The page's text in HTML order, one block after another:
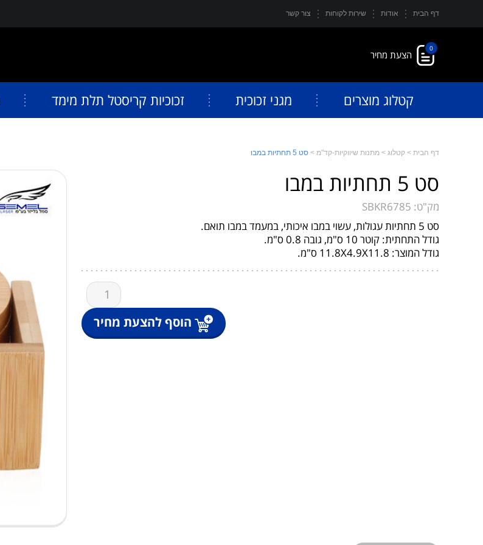
דף הבית אודות שירות לקוחות צור קשר
0
קטלוג מוצרים מגני זכוכית זכוכיות קריסטל תלת מימד
דף הבית > קטלוג > מתנות שיווקיות-קד"מ > סט 5 תחתיות במבו
סט 5 תחתיות במבו
מק"ט: SBKR6785
סט 5 תחתיות עגולות, עשוי במבו איכותי, במעמד במבו תואם.
גודל התחתית: קוטר 10 ס"מ, גובה 0.8 ס"מ.
גודל המוצר: 11.8X4.9X11.8 ס"מ.
כמות
של
5
תחתיות
הוסף להצעת מחיר